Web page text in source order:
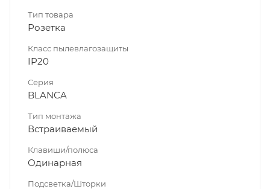
Тип товара
Розетка
Класс пылевлагозащиты
IP20
Серия
BLANCA
Тип монтажа
Встраиваемый
Клавиши/полюса
Одинарная
Подсветка/Шторки